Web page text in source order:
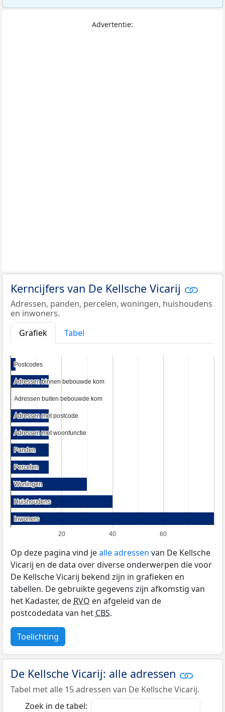
Advertentie:
Kerncijfers van De Kellsche Vicarij
Adressen, panden, percelen, woningen, huishoudens
en inwoners.
Grafiek
Tabel
20 40 60
Postcodes
Postcodes
Adressen binnen bebouwde kom
Adressen binnen bebouwde kom
Adressen buiten bebouwde kom
Adressen buiten bebouwde kom
Adressen met postcode
Adressen met postcode
Adressen met woonfunctie
Adressen met woonfunctie
Panden
Panden
Percelen
Percelen
Woningen
Woningen
Huishoudens
Huishoudens
Inwoners
Inwoners
Op deze pagina vind jealle adressen van De Kellsche
Vicarij en de data over diverse onderwerpen die voor
De Kellsche Vicarij bekend zijn in grafieken en
tabellen. De gebruikte gegevens zijn afkomstig van
het Kadaster, deRVO en afgeleid van de
postcodedata van hetCBS.
Toelichting
De Kellsche Vicarij: alle adressen
Tabel met alle 15 adressen van De Kellsche Vicarij.
Zoek in de tabel: